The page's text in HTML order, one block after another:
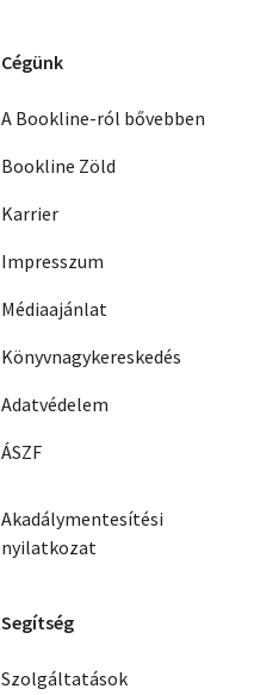
Cégünk
A Bookline-ról bővebben
Bookline Zöld
Karrier
Impresszum
Médiaajánlat
Könyvnagykereskedés
Adatvédelem
ÁSZF
Akadálymentesítési
nyilatkozat
Segítség
Szolgáltatások